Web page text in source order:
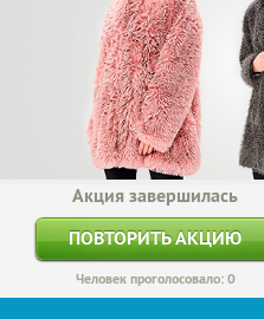
Акция завершилась
ПОВТОРИТЬ АКЦИЮ
Человек проголосовало: 0